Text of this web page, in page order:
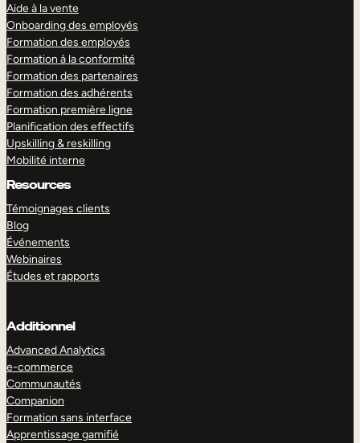
Aide à la vente
Onboarding des employés
Formation des employés
Formation à la conformité
Formation des partenaires
Formation des adhérents
Formation première ligne
Planification des effectifs
Upskilling & reskilling
Mobilité interne
Resources
Témoignages clients
Blog
Événements
Webinaires
Études et rapports
Additionnel
Advanced Analytics
e-commerce
Communautés
Companion
Formation sans interface
Apprentissage gamifié